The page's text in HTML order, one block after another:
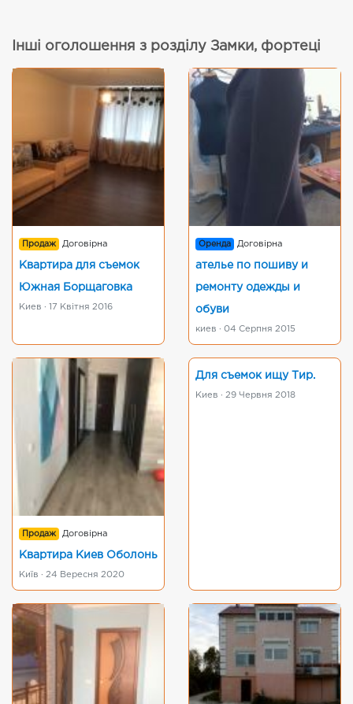
Інші оголошення з розділу Замки, фортеці
Продаж Договірна
Квартира для съемок
Южная Борщаговка
Киев · 17 Квітня 2016
Оренда Договірна
ателье по пошиву и
ремонту одежды и
обуви
киев · 04 Серпня 2015
Продаж Договірна
Квартира Киев Оболонь
Київ · 24 Вересня 2020
Для съемок ищу Тир.
Киев · 29 Червня 2018